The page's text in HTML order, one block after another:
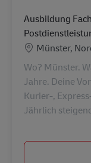
Ausbildung
Localização
Münster,
Wo? Münster.
Jahre. Deine
Kurier-,
Jährlich